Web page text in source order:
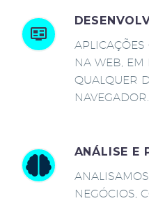
NA WEB, EM
QUALQUER
NAVEGADOR.
ANÁLISE E
NEGÓCIOS,